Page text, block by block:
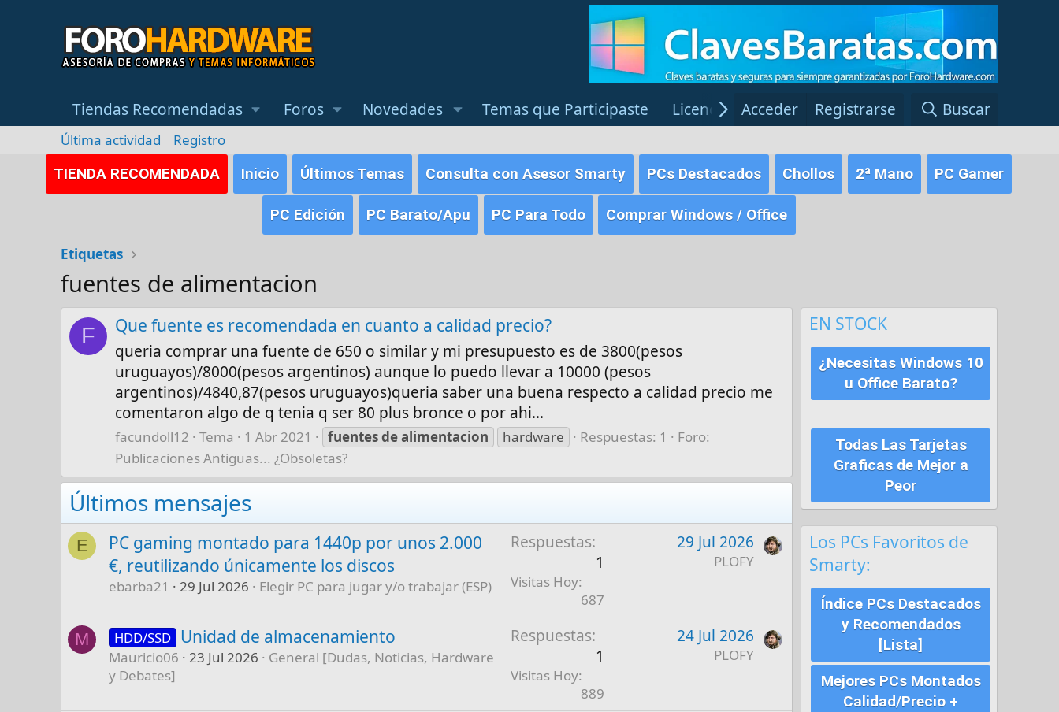
Tiendas Recomendadas Foros Novedades Temas que Participaste Licencias Windows Red Fansite.es
Acceder Registrarse Buscar
Última actividad
Registro
TIENDA RECOMENDADA
Inicio Últimos Temas Consulta con Asesor Smarty PCs Destacados Chollos 2ª Mano PC Gamer
PC Edición PC Barato/Apu PC Para Todo Comprar Windows / Office
Etiquetas
fuentes de alimentacion
F Que fuente es recomendada en cuanto a calidad precio?
queria comprar una fuente de 650 o similar y mi presupuesto es de 3800(pesos
uruguayos)/8000(pesos argentinos) aunque lo puedo llevar a 10000 (pesos
argentinos)/4840,87(pesos uruguayos)queria saber una buena respecto a calidad precio me
comentaron algo de q tenia q ser 80 plus bronce o por ahi...
facundoll12 Tema 1 Abr 2021 fuentesdealimentacion hardware Respuestas: 1
Foro:
Publicaciones Antiguas... ¿Obsoletas?
Últimos mensajes
E
PC gaming montado para 1440p por unos 2.000
€, reutilizando únicamente los discos
ebarba21 29 Jul 2026 Elegir PC para jugar y/o trabajar (ESP)
Respuestas
1
Visitas Hoy
687
29 Jul 2026
PLOFY
M HDD/SSD Unidad de almacenamiento
Mauricio06 23 Jul 2026
General [Dudas, Noticias, Hardware
y Debates]
Respuestas
1
Visitas Hoy
889
24 Jul 2026
PLOFY
EN STOCK
¿Necesitas Windows 10
u Office Barato?
Todas Las Tarjetas
Graficas de Mejor a
Peor
Los PCs Favoritos de
Smarty:
Índice PCs Destacados
y Recomendados
[Lista]
Mejores PCs Montados
Calidad/Precio +